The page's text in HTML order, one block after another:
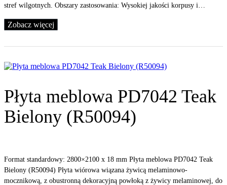
stref wilgotnych. Obszary zastosowania: Wysokiej jakości korpusy i…
Zobacz więcej
Płyta meblowa PD7042 Teak
Bielony (R50094)
Format standardowy: 2800×2100 x 18 mm Płyta meblowa PD7042 Teak
Bielony (R50094) Płyta wiórowa wiązana żywicą melaminowo-
mocznikową, z obustronną dekoracyjną powłoką z żywicy melaminowej, do